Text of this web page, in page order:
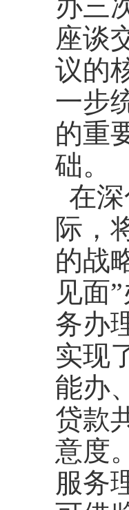
办三
座谈
议的
一步
的重
础。
在
际，
的战
见面
务办
实现
能办
贷款
意度
服务